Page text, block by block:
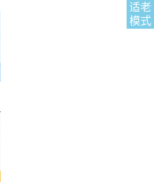
适老
模式
精准评估和促醒；3.超声和电
射；4.“以生活为本”作业治疗；
疗；7.脑机接口康复治疗；8.
术；10.盆底及骶神经磁刺激二
： 1.康复医学科门诊：位于门